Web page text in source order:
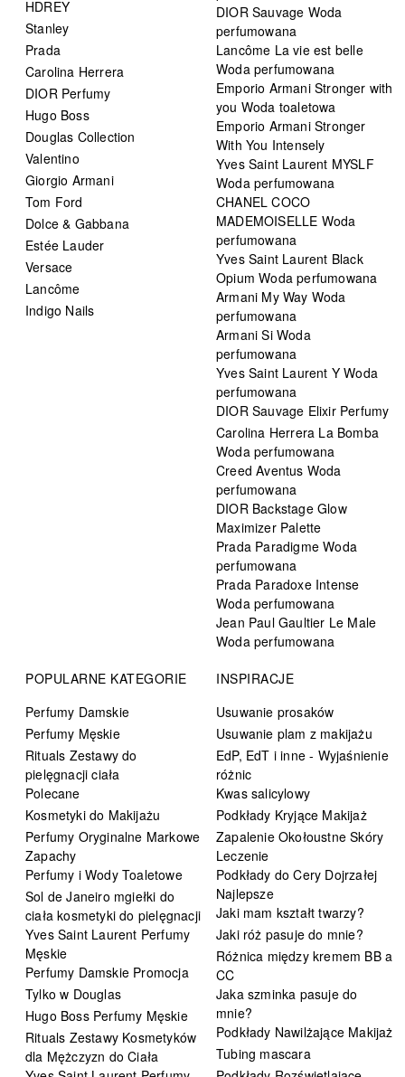
HDREY
Stanley
Prada
Carolina Herrera
DIOR Perfumy
Hugo Boss
Douglas Collection
Valentino
Giorgio Armani
Tom Ford
Dolce & Gabbana
Estée Lauder
Versace
Lancôme
Indigo Nails
DIOR Sauvage Woda
perfumowana
Lancôme La vie est belle
Woda perfumowana
Emporio Armani Stronger with
you Woda toaletowa
Emporio Armani Stronger
With You Intensely
Yves Saint Laurent MYSLF
Woda perfumowana
CHANEL COCO
MADEMOISELLE Woda
perfumowana
Yves Saint Laurent Black
Opium Woda perfumowana
Armani My Way Woda
perfumowana
Armani Si Woda
perfumowana
Yves Saint Laurent Y Woda
perfumowana
DIOR Sauvage Elixir Perfumy
Carolina Herrera La Bomba
Woda perfumowana
Creed Aventus Woda
perfumowana
DIOR Backstage Glow
Maximizer Palette
Prada Paradigme Woda
perfumowana
Prada Paradoxe Intense
Woda perfumowana
Jean Paul Gaultier Le Male
Woda perfumowana
POPULARNE KATEGORIE
Perfumy Damskie
Perfumy Męskie
Rituals Zestawy do
pielęgnacji ciała
Polecane
Kosmetyki do Makijażu
Perfumy Oryginalne Markowe
Zapachy
Perfumy i Wody Toaletowe
Sol de Janeiro mgiełki do
ciała kosmetyki do pielęgnacji
Yves Saint Laurent Perfumy
Męskie
Perfumy Damskie Promocja
Tylko w Douglas
Hugo Boss Perfumy Męskie
Rituals Zestawy Kosmetyków
dla Mężczyzn do Ciała
INSPIRACJE
Usuwanie prosaków
Usuwanie plam z makijażu
EdP, EdT i inne - Wyjaśnienie
różnic
Kwas salicylowy
Podkłady Kryjące Makijaż
Zapalenie Okołoustne Skóry
Leczenie
Podkłady do Cery Dojrzałej
Najlepsze
Jaki mam kształt twarzy?
Jaki róż pasuje do mnie?
Różnica między kremem BB a
CC
Jaka szminka pasuje do
mnie?
Podkłady Nawilżające Makijaż
Tubing mascara